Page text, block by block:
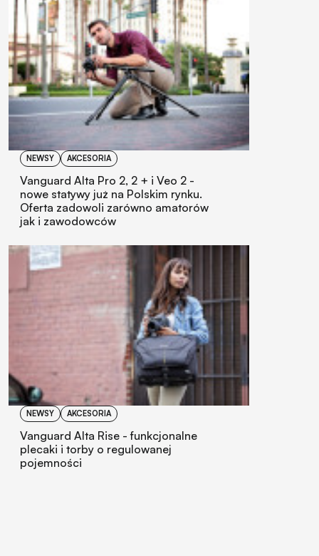
NEWSY AKCESORIA
Vanguard Alta Pro 2, 2 + i Veo 2 -
nowe statywy już na Polskim rynku.
Oferta zadowoli zarówno amatorów
jak i zawodowców
NEWSY AKCESORIA
Vanguard Alta Rise - funkcjonalne
plecaki i torby o regulowanej
pojemności